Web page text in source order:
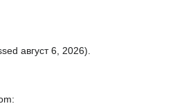
август 6, 2026).